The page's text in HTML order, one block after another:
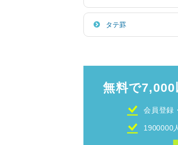
タテ罫
無料で7,000
会員登録
1900000